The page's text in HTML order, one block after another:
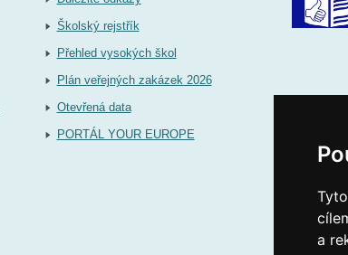
a
Školský rejstřík
Přehled vysokých škol
Plán veřejných zakázek 2026
Otevřená data
PORTÁL YOUR EUROPE